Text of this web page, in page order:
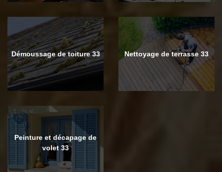
Démoussage de toiture 33 Nettoyage de terrasse 33
Peinture et décapage de
volet 33